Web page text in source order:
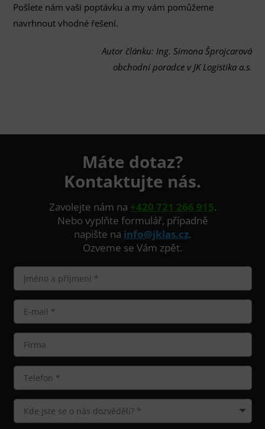
Pošlete nám vaši poptávku a my vám pomůžeme
navrhnout vhodné řešení.
Autor článku: Ing. Simona Šprojcarová
obchodní poradce v JK Logistika a.s.
Máte dotaz?
Kontaktujte nás.
Zavolejte nám na +420 721 266 915.
Nebo vyplňte formulář, případně
napište na info@jklas.cz.
Ozveme se Vám zpět.